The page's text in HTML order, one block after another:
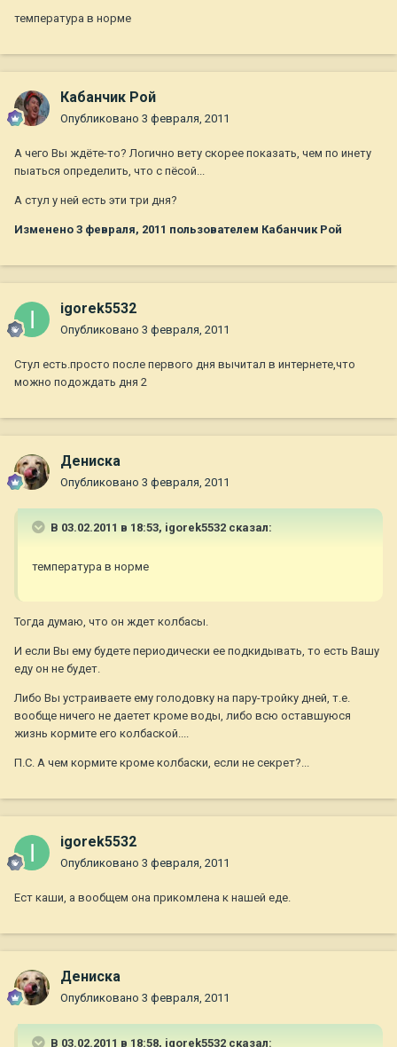
температура в норме
Кабанчик Рой
Опубликовано 3 февраля, 2011
А чего Вы ждёте-то? Логично вету скорее показать, чем по инету
пыаться определить, что с пёсой...
А стул у ней есть эти три дня?
Изменено 3 февраля, 2011 пользователем Кабанчик Рой
igorek5532
Опубликовано 3 февраля, 2011
Стул есть.просто после первого дня вычитал в интернете,что
можно подождать дня 2
Дениска
Опубликовано 3 февраля, 2011
В 03.02.2011 в 18:53, igorek5532 сказал:
температура в норме
Тогда думаю, что он ждет колбасы.
И если Вы ему будете периодически ее подкидывать, то есть Вашу
еду он не будет.
Либо Вы устраиваете ему голодовку на пару-тройку дней, т.е.
вообще ничего не даетет кроме воды, либо всю оставшуюся
жизнь кормите его колбаской....
П.С. А чем кормите кроме колбаски, если не секрет?...
igorek5532
Опубликовано 3 февраля, 2011
Ест каши, а вообщем она прикомлена к нашей еде.
Дениска
Опубликовано 3 февраля, 2011
В 03.02.2011 в 18:58, igorek5532 сказал: